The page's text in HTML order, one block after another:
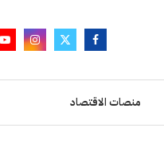
منصات الاقتصاد